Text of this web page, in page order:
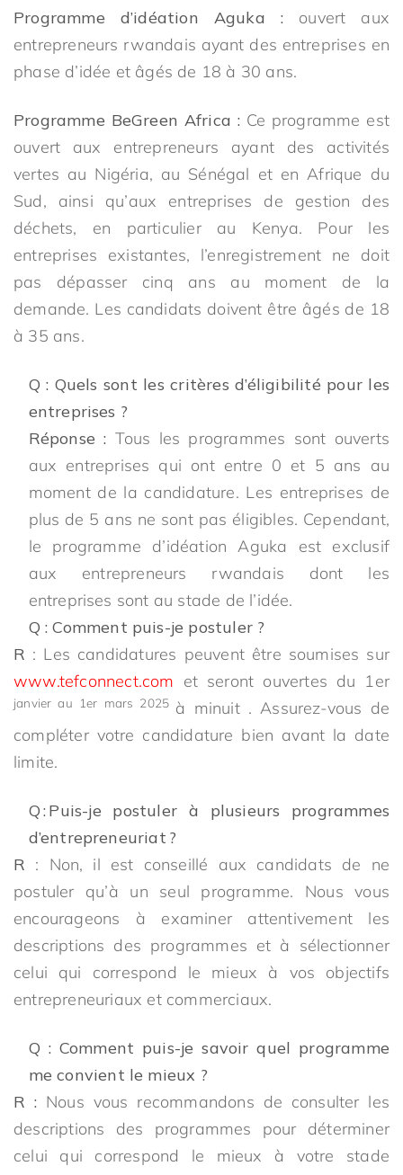
Programme d’idéation Aguka : ouvert aux
entrepreneurs rwandais ayant des entreprises en
phase d’idée et âgés de 18 à 30 ans.
Programme BeGreen Africa : Ce programme est
ouvert aux entrepreneurs ayant des activités
vertes au Nigéria, au Sénégal et en Afrique du
Sud, ainsi qu’aux entreprises de gestion des
déchets, en particulier au Kenya. Pour les
entreprises existantes, l’enregistrement ne doit
pas dépasser cinq ans au moment de la
demande. Les candidats doivent être âgés de 18
à 35 ans.
Q : Quels sont les critères d’éligibilité pour les
entreprises ?
Réponse : Tous les programmes sont ouverts
aux entreprises qui ont entre 0 et 5 ans au
moment de la candidature. Les entreprises de
plus de 5 ans ne sont pas éligibles. Cependant,
le programme d’idéation Aguka est exclusif
aux entrepreneurs rwandais dont les
entreprises sont au stade de l’idée.
Q : Comment puis-je postuler ?
R : Les candidatures peuvent être soumises sur
www.tefconnect.com et seront ouvertes du 1er
janvier au 1er mars 2025 à minuit . Assurez-vous de
compléter votre candidature bien avant la date
limite.
Q : Puis-je postuler à plusieurs programmes
d’entrepreneuriat ?
R : Non, il est conseillé aux candidats de ne
postuler qu’à un seul programme. Nous vous
encourageons à examiner attentivement les
descriptions des programmes et à sélectionner
celui qui correspond le mieux à vos objectifs
entrepreneuriaux et commerciaux.
Q : Comment puis-je savoir quel programme
me convient le mieux ?
R : Nous vous recommandons de consulter les
descriptions des programmes pour déterminer
celui qui correspond le mieux à votre stade